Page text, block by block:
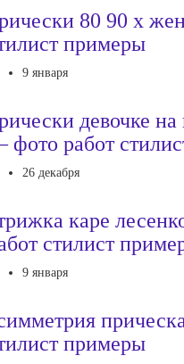
80 90 х
примеры
9 января
девочке на
работ
26 декабря
каре
стилист
9 января
примеры